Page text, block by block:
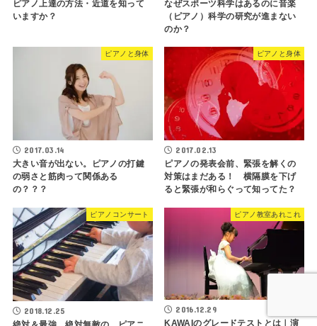
ピアノ上達の方法・近道を知って
いますか？
なぜスポーツ科学はあるのに音楽
（ピアノ）科学の研究が進まない
のか？
ピアノと身体
2017.03.14
大きい音が出ない。ピアノの打鍵
の弱さと筋肉って関係ある
の？？？
ピアノと身体
2017.02.13
ピアノの発表会前、緊張を解くの
対策はまだある！ 横隔膜を下げ
ると緊張が和らぐって知ってた？
ピアノコンサート
2018.12.25
ピアノ教室あれこれ
2016.12.29
KAWAIのグレードテストとは｜演